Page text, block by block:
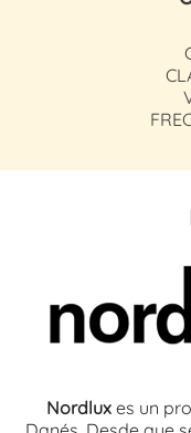
Nordlux es un